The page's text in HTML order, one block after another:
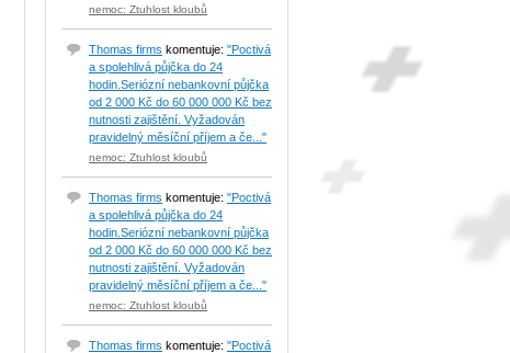
nemoc: Ztuhlost kloubů
Thomas firms komentuje: "Poctivá
a spolehlivá půjčka do 24
hodin.Seriózní nebankovní půjčka
od 2 000 Kč do 60 000 000 Kč bez
nutnosti zajištění. Vyžadován
pravidelný měsíční příjem a če..."
nemoc: Ztuhlost kloubů
Thomas firms komentuje: "Poctivá
a spolehlivá půjčka do 24
hodin.Seriózní nebankovní půjčka
od 2 000 Kč do 60 000 000 Kč bez
nutnosti zajištění. Vyžadován
pravidelný měsíční příjem a če..."
nemoc: Ztuhlost kloubů
Thomas firms komentuje: "Poctivá